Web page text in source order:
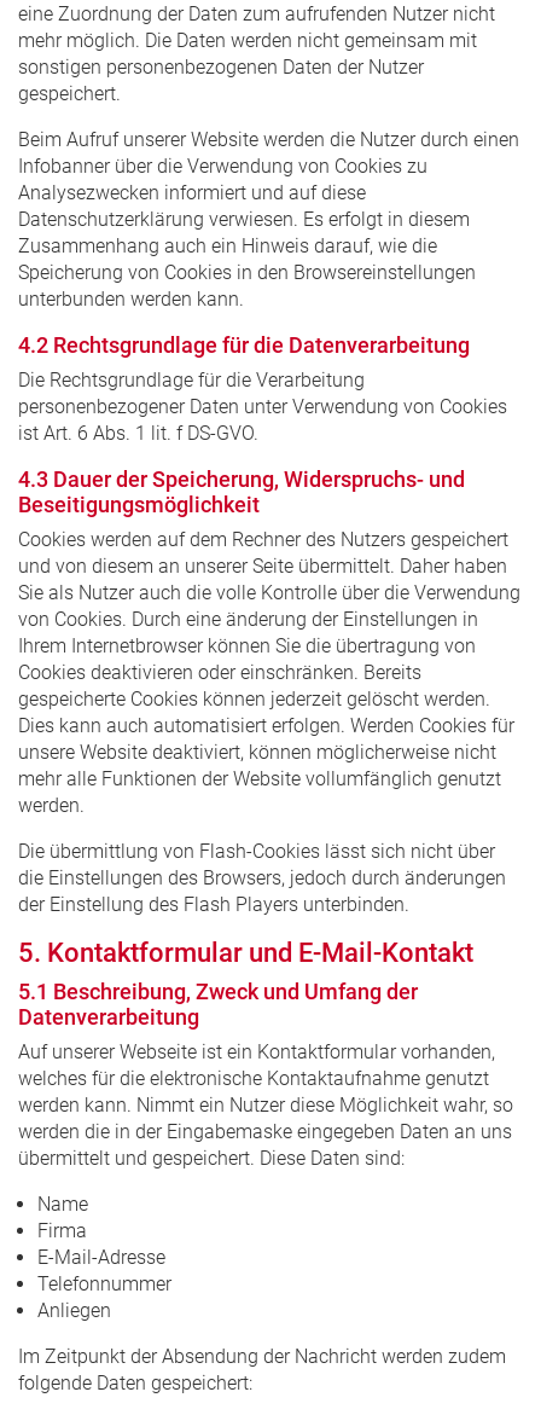
eine Zuordnung der Daten zum aufrufenden Nutzer nicht
mehr möglich. Die Daten werden nicht gemeinsam mit
sonstigen personenbezogenen Daten der Nutzer
gespeichert.
Beim Aufruf unserer Website werden die Nutzer durch einen
Infobanner über die Verwendung von Cookies zu
Analysezwecken informiert und auf diese
Datenschutzerklärung verwiesen. Es erfolgt in diesem
Zusammenhang auch ein Hinweis darauf, wie die
Speicherung von Cookies in den Browsereinstellungen
unterbunden werden kann.
4.2 Rechtsgrundlage für die Datenverarbeitung
Die Rechtsgrundlage für die Verarbeitung
personenbezogener Daten unter Verwendung von Cookies
ist Art. 6 Abs. 1 lit. f DS-GVO.
4.3 Dauer der Speicherung, Widerspruchs- und
Beseitigungsmöglichkeit
Cookies werden auf dem Rechner des Nutzers gespeichert
und von diesem an unserer Seite übermittelt. Daher haben
Sie als Nutzer auch die volle Kontrolle über die Verwendung
von Cookies. Durch eine änderung der Einstellungen in
Ihrem Internetbrowser können Sie die übertragung von
Cookies deaktivieren oder einschränken. Bereits
gespeicherte Cookies können jederzeit gelöscht werden.
Dies kann auch automatisiert erfolgen. Werden Cookies für
unsere Website deaktiviert, können möglicherweise nicht
mehr alle Funktionen der Website vollumfänglich genutzt
werden.
Die übermittlung von Flash-Cookies lässt sich nicht über
die Einstellungen des Browsers, jedoch durch änderungen
der Einstellung des Flash Players unterbinden.
5. Kontaktformular und E-Mail-Kontakt
5.1 Beschreibung, Zweck und Umfang der
Datenverarbeitung
Auf unserer Webseite ist ein Kontaktformular vorhanden,
welches für die elektronische Kontaktaufnahme genutzt
werden kann. Nimmt ein Nutzer diese Möglichkeit wahr, so
werden die in der Eingabemaske eingegeben Daten an uns
übermittelt und gespeichert. Diese Daten sind:
Name
Firma
E-Mail-Adresse
Telefonnummer
Anliegen
Im Zeitpunkt der Absendung der Nachricht werden zudem
folgende Daten gespeichert: